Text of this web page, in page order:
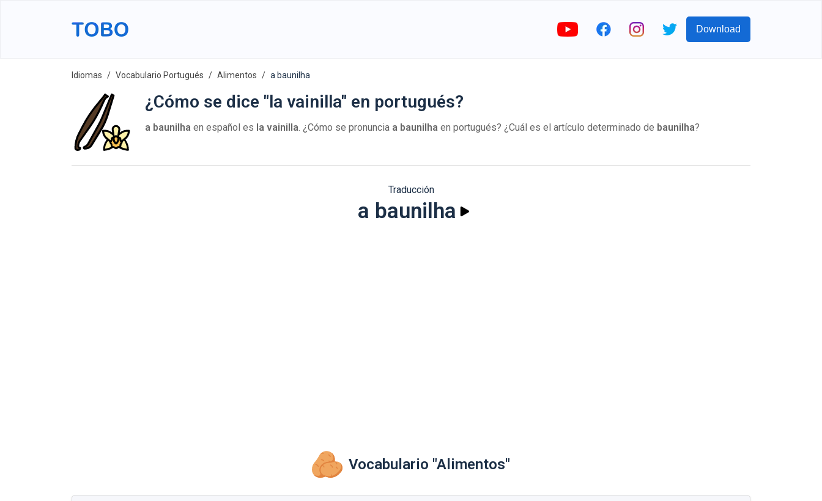
Download
Idiomas Vocabulario Portugués Alimentos a baunilha
¿Cómo se dice "la vainilla" en portugués?
a baunilha en español es la vainilla. ¿Cómo se pronuncia a baunilha en portugués? ¿Cuál es el artículo determinado de baunilha?
Traducción
a baunilha
Vocabulario "Alimentos"